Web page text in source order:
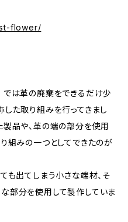
flower/
は革の廃棄をできるだけ少
た取り組みを行ってきまし
製品や、革の端の部分を使用
組みの一つとしてできたのが
も出てしまう小さな端材、そ
部分を使用して製作していま